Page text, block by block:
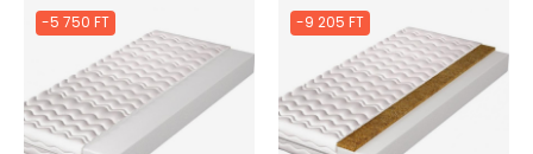
-5 750 FT -9 205 FT